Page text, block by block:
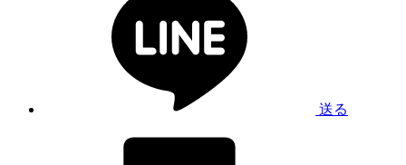
送る